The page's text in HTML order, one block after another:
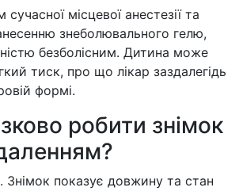
місцевої анестезії та
знеболювального гелю,
безболісним. Дитина може
тиск, про що лікар заздалегідь
формі.
робити знімок
показує довжину та стан